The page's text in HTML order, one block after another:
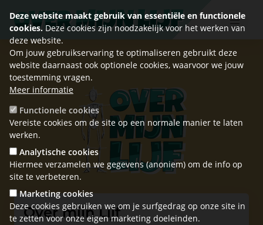
Deze website maakt gebruik van essentiële en functionele
cookies. Deze cookies zijn noodzakelijk voor het werken van
deze website.
Om jouw gebruikservaring te optimaliseren gebruikt deze
website daarnaast ook optionele cookies, waarvoor we jouw
toestemming vragen.
Meer informatie
Functionele cookies
Vereiste cookies om de site op een normale manier te laten
werken.
Analytische cookies
Hiermee verzamelen we gegevens (anoniem) om de info op
site te verbeteren.
Marketing cookies
Deze cookies gebruiken we om je surfgedrag op onze site in
te zetten voor onze eigen marketing doeleinden.
Over mijn Lijf